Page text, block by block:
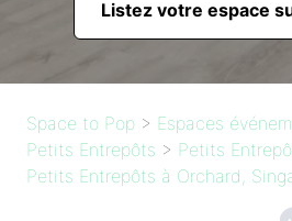
Listez votre espace
Space to Pop > Espaces
Petits Entrepôts > Petits
Petits Entrepôts à Orchard,